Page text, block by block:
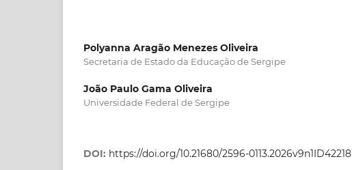
Polyanna Aragão Menezes Oliveira
Secretaria de Estado da Educação de Sergipe
João Paulo Gama Oliveira
Universidade Federal de Sergipe
DOI: https://doi.org/10.21680/2596-0113.2026v9n1ID42218